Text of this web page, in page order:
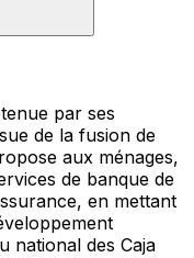
par ses
de la fusion de
aux ménages,
de banque de
en mettant
national des Caja